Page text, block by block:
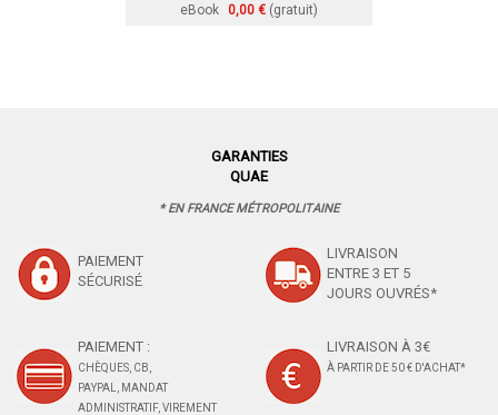
eBook 0,00 € (gratuit)
GARANTIES
QUAE
* EN FRANCE MÉTROPOLITAINE
PAIEMENT
SÉCURISÉ
LIVRAISON
ENTRE 3 ET 5
JOURS OUVRÉS*
PAIEMENT :
CHÈQUES, CB,
PAYPAL, MANDAT
ADMINISTRATIF, VIREMENT
LIVRAISON À 3€
À PARTIR DE 50 € D'ACHAT*